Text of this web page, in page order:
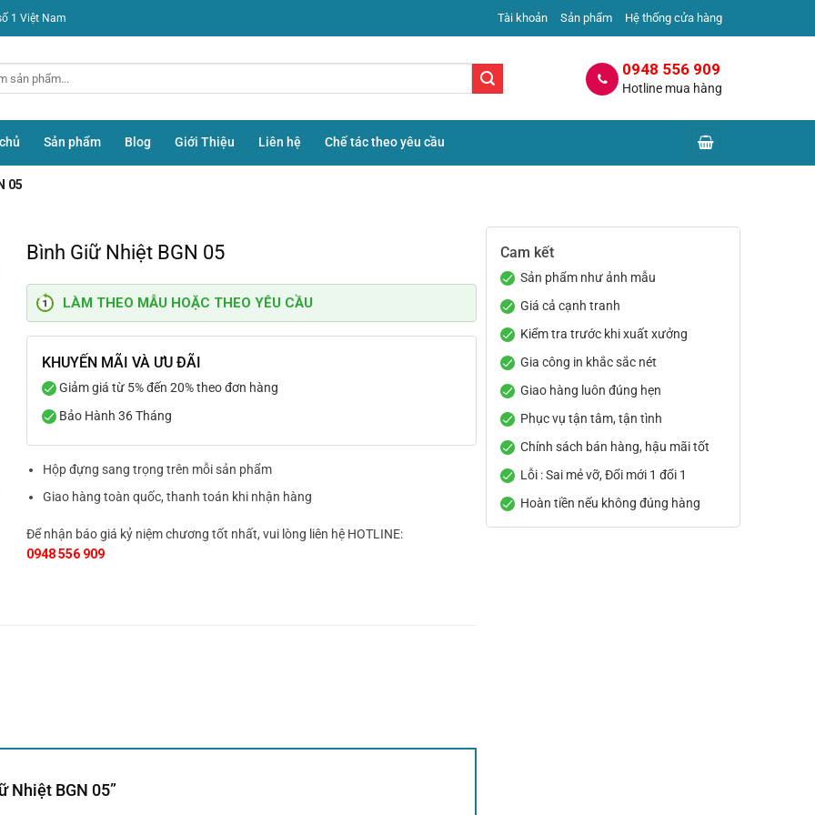
1 Việt Nam Tài khoản Sản phẩm Hệ thống cửa hàng
0948 556 909
Hotline mua hàng
Sản phẩm Blog Giới Thiệu Liên hệ Chế tác theo yêu cầu
05
Cam kết
Sản phẩm như ảnh mẫu
Giá cả cạnh tranh
Kiểm tra trước khi xuất xưởng
Gia công in khắc sắc nét
Giao hàng luôn đúng hẹn
Phục vụ tận tâm, tận tình
Chính sách bán hàng, hậu mãi tốt
Lỗi : Sai mẻ vỡ, Đổi mới 1 đổi 1
Hoàn tiền nếu không đúng hàng
Bình Giữ Nhiệt BGN 05
LÀM THEO MẪU HOẶC THEO YÊU CẦU
KHUYẾN MÃI VÀ ƯU ĐÃI
Giảm giá từ 5% đến 20% theo đơn hàng
Bảo Hành 36 Tháng
Hộp đựng sang trọng trên mỗi sản phẩm
Giao hàng toàn quốc, thanh toán khi nhận hàng
Để nhận báo giá kỷ niệm chương tốt nhất, vui lòng liên hệ HOTLINE:
0948 556 909
Nhiệt BGN 05”